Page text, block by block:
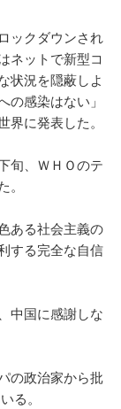
ックダウンされ
ネットで新型コ
状況を隠蔽しよ
の感染はない」
界に発表した。
旬、ＷＨＯのテ
。
ある社会主義の
する完全な自信
中国に感謝しな
の政治家から批
る。